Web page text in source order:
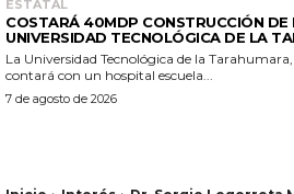
ESTATAL
COSTARÁ 40MDP CONSTRUCCIÓN DE
UNIVERSIDAD TECNOLÓGICA DE LA
La Universidad Tecnológica de la
contará con un hospital escuela...
7 de agosto de 2026